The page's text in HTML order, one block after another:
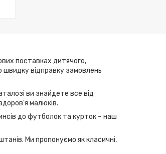
поставках дитячого,
швидку відправку замовлень
ви знайдете все від
малюків.
до футболок та курток – наш
Ми пропонуємо як класичні,